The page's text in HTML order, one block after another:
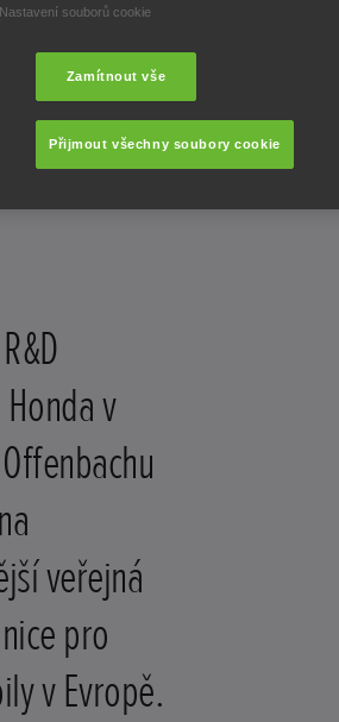
v
veřejná
pro
v Evropě.
souborů cookie
Zamítnout vše
Přijmout všechny soubory cookie